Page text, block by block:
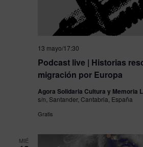
Podcast live | Historias
migración por Europa
13 mayo/17:30
Agora Solidaria Cultura y Memoria
s/n, Santander, Cantabria, España
Gratis
MIÉ